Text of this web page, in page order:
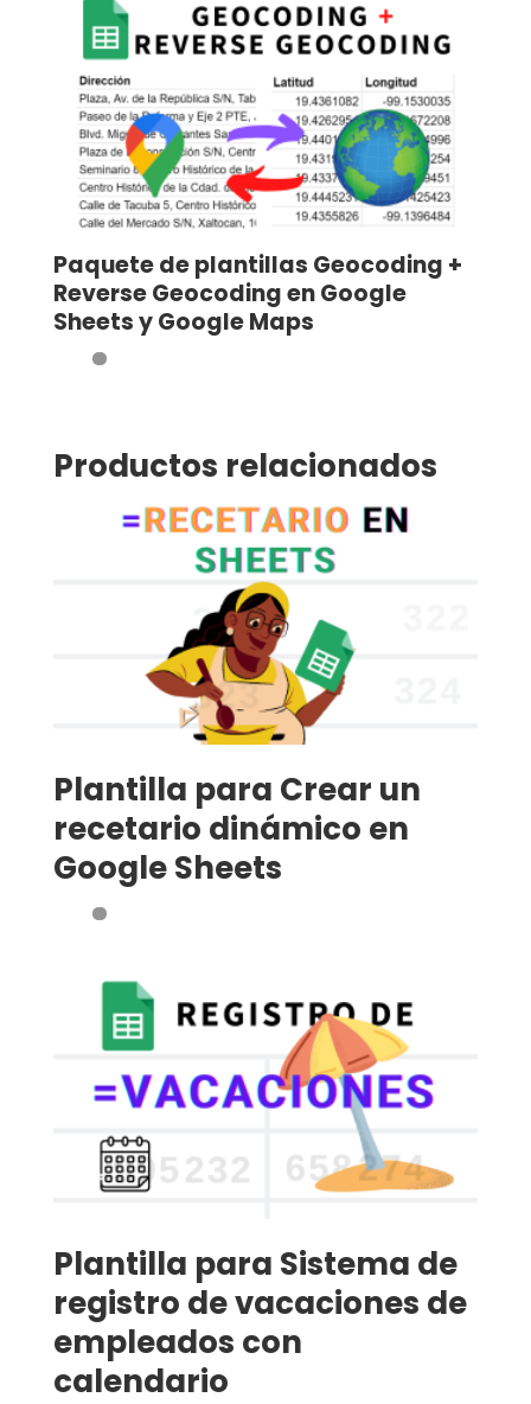
Paquete de plantillas Geocoding +
Reverse Geocoding en Google
Sheets y Google Maps
Productos relacionados
Plantilla para Crear un
recetario dinámico en
Google Sheets
Plantilla para Sistema de
registro de vacaciones de
empleados con
calendario